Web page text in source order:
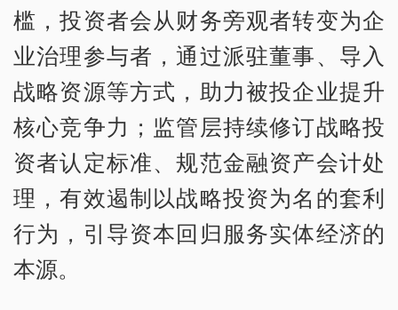
槛，投资者会从财务旁观者转变为企
业治理参与者，通过派驻董事、导入
战略资源等方式，助力被投企业提升
核心竞争力；监管层持续修订战略投
资者认定标准、规范金融资产会计处
理，有效遏制以战略投资为名的套利
行为，引导资本回归服务实体经济的
本源。